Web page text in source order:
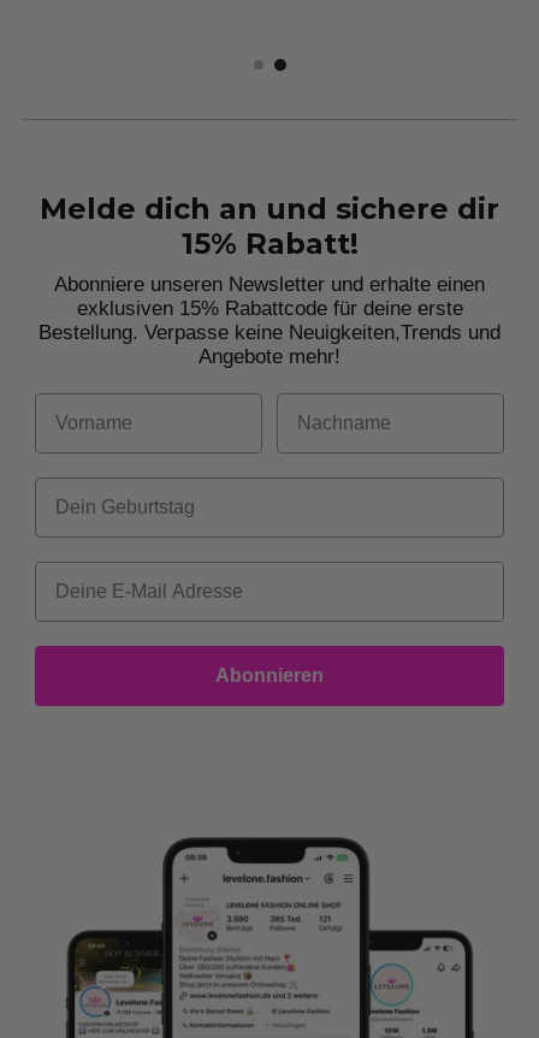
Melde dich an und sichere dir
15% Rabatt!
Abonniere unseren Newsletter und erhalte einen
exklusiven 15% Rabattcode für deine erste
Bestellung. Verpasse keine Neuigkeiten,Trends und
Angebote mehr!
Vorname Nachname
Dein Geburtstag
Abonnieren